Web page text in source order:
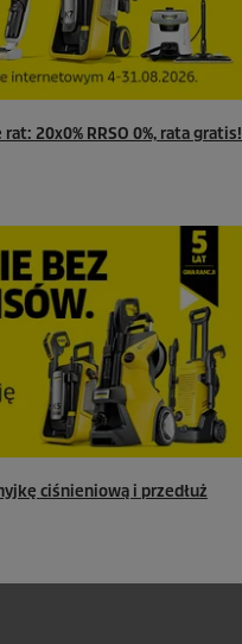
20x0% RRSO 0%, rata gratis!
ciśnieniową i przedłuż